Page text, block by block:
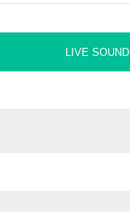
LIVE SOUND